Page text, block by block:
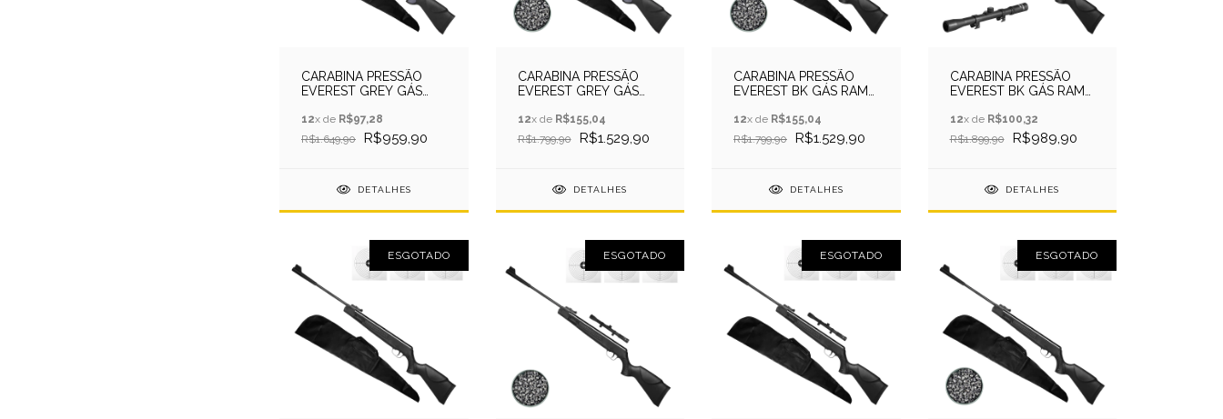
CARABINA PRESSÃO
EVEREST GREY GÁS
12x de R$97,28
R$1.649,90
R$959,90
DETALHES
CARABINA PRESSÃO
EVEREST GREY GÁS
5.5+CAPA+CHUMB+LUNETA
12x de R$155,04
R$1.799,90
R$1.529,90
DETALHES
CARABINA PRESSÃO
EVEREST BK GÁS RAM
12x de R$155,04
R$1.799,90
R$1.529,90
DETALHES
CARABINA PRESSÃO
EVEREST BK GÁS RAM
12x de R$100,32
R$1.899,90
R$989,90
DETALHES
ESGOTADO ESGOTADO ESGOTADO ESGOTADO